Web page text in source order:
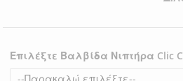
Επιλέξτε Βαλβίδα Νιπτήρα Clic